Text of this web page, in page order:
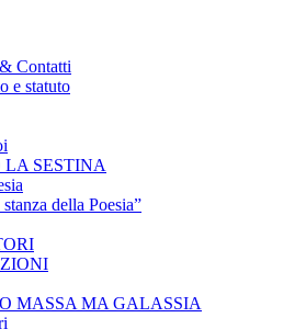
Contatti
e statuto
SESTINA
della Poesia”
MASSA MA GALASSIA